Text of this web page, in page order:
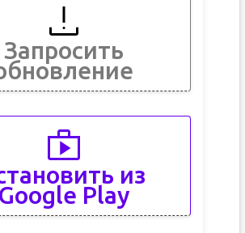
Запросить
из
Google Play